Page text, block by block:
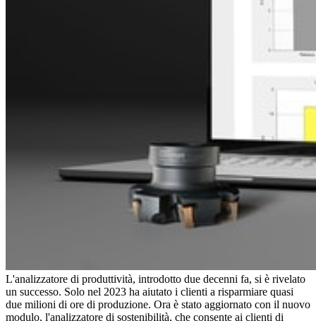
L'analizzatore di produttività, introdotto due decenni fa, si è rivelato
un successo. Solo nel 2023 ha aiutato i clienti a risparmiare quasi
due milioni di ore di produzione. Ora è stato aggiornato con il nuovo
modulo, l'analizzatore di sostenibilità, che consente ai clienti di